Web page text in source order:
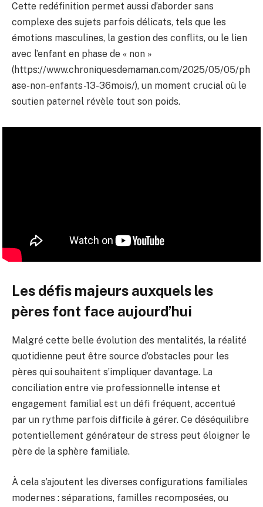
Cette redéfinition permet aussi d’aborder sans
complexe des sujets parfois délicats, tels que les
émotions masculines, la gestion des conflits, ou le lien
avec l’enfant en phase de « non »
(https://www.chroniquesdemaman.com/2025/05/05/ph
ase-non-enfants-13-36mois/), un moment crucial où le
soutien paternel révèle tout son poids.
Les défis majeurs auxquels les
pères font face aujourd’hui
Malgré cette belle évolution des mentalités, la réalité
quotidienne peut être source d’obstacles pour les
pères qui souhaitent s’impliquer davantage. La
conciliation entre vie professionnelle intense et
engagement familial est un défi fréquent, accentué
par un rythme parfois difficile à gérer. Ce déséquilibre
potentiellement générateur de stress peut éloigner le
père de la sphère familiale.
À cela s’ajoutent les diverses configurations familiales
modernes : séparations, familles recomposées, ou